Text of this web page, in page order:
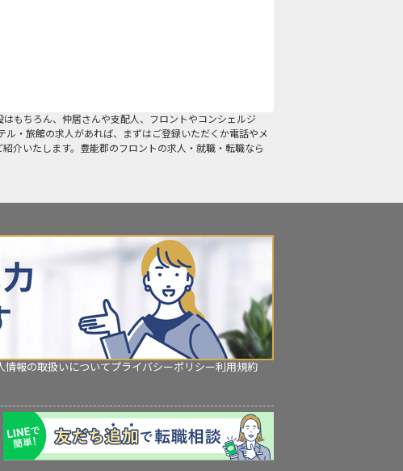
もちろん、仲居さんや支配人、フロントやコンシェルジ
・旅館の求人があれば、まずはご登録いただくか電話やメ
介いたします。豊能郡のフロントの求人・就職・転職なら
情報の取扱いについてプライバシーポリシー利用規約